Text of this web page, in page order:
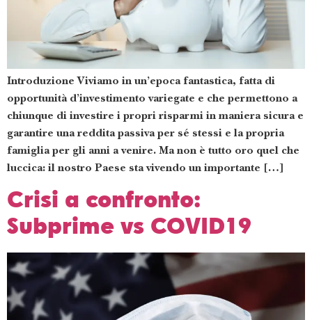
Introduzione Viviamo in un’epoca fantastica, fatta di
opportunità d’investimento variegate e che permettono a
chiunque di investire i propri risparmi in maniera sicura e
garantire una reddita passiva per sé stessi e la propria
famiglia per gli anni a venire. Ma non è tutto oro quel che
luccica: il nostro Paese sta vivendo un importante […]
Crisi a confronto:
Subprime vs COVID19